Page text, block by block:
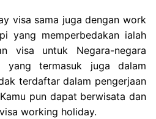
visa sama juga dengan work
yang memperbedakan ialah
visa untuk Negara-negara
yang termasuk juga dalam
terdaftar dalam pengerjaan
pun dapat berwisata dan
working holiday.